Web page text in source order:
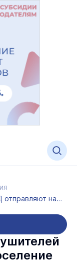
Йошкар-олинских нарушителей ПДД отправляют на поселение